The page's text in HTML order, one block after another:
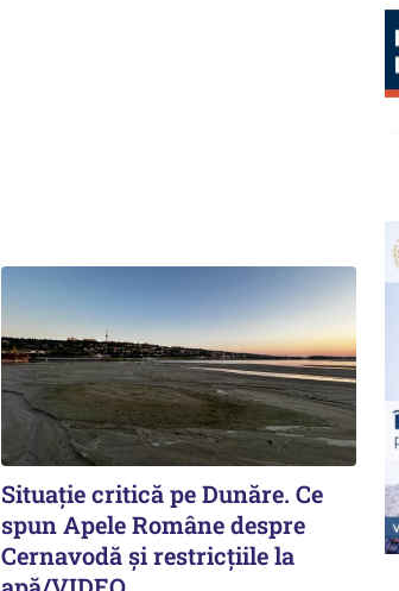
Situație critică pe Dunăre. Ce
spun Apele Române despre
Cernavodă și restricțiile la